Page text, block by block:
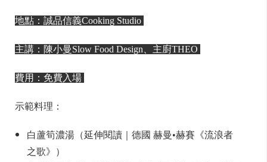
地點：誠品信義Cooking Studio
主講：陳小曼Slow Food Design、主廚THEO
費用：免費入場
示範料理：
白蘆筍濃湯（延伸閱讀｜德國 赫曼•赫賽《流浪者
之歌》）